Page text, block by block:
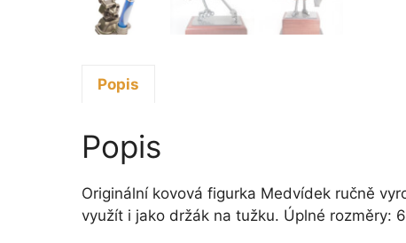
Popis
Popis
Originální kovová figurka Medvídek ručně
využít i jako držák na tužku. Úplné rozměry: